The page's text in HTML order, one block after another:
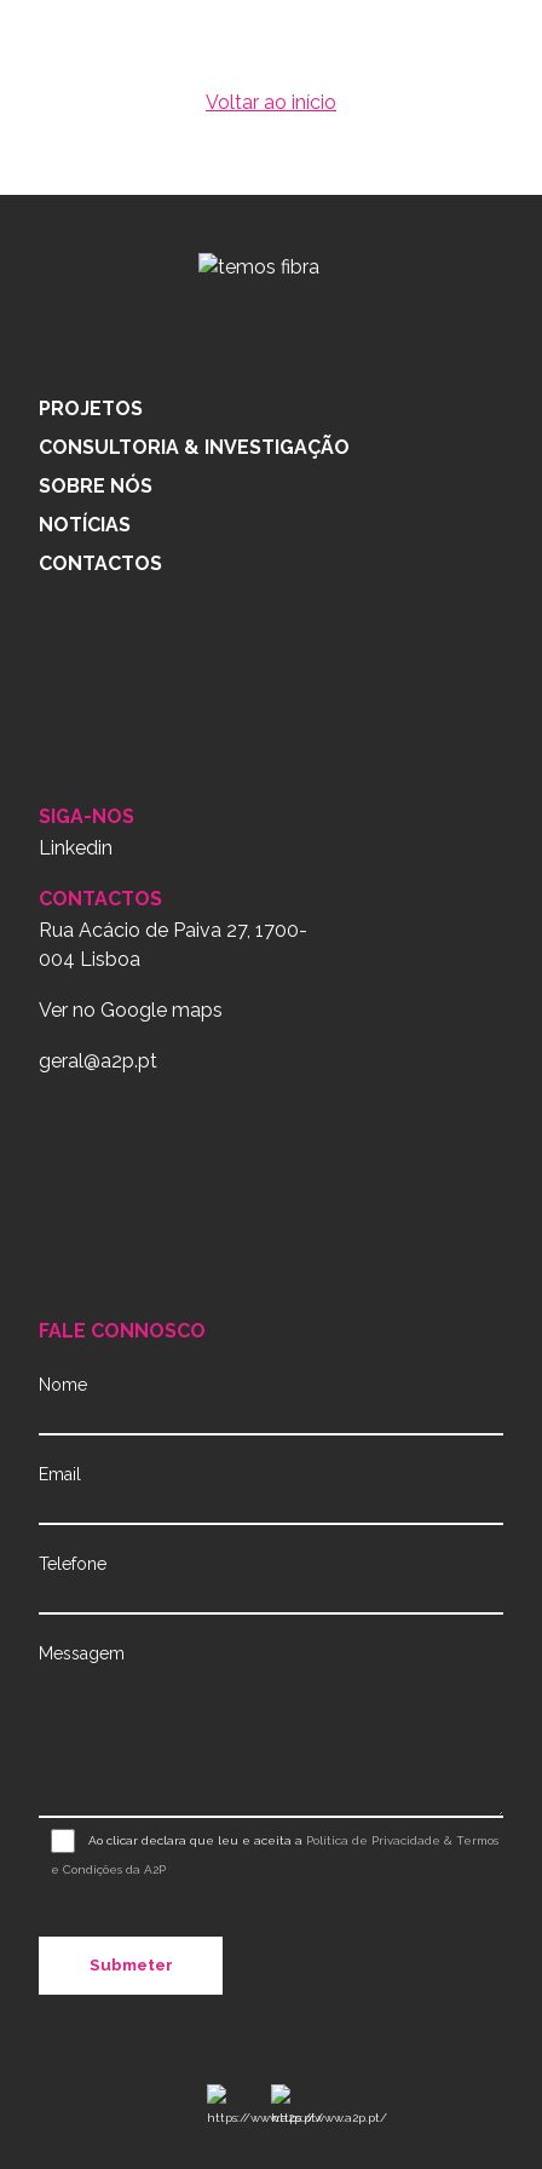
Voltar ao início
PROJETOS
CONSULTORIA & INVESTIGAÇÃO
SOBRE NÓS
NOTÍCIAS
CONTACTOS
SIGA-NOS
Linkedin
CONTACTOS
Rua Acácio de Paiva 27, 1700-
004 Lisboa
Ver no Google maps
geral@a2p.pt
FALE CONNOSCO
Nome
Email
Telefone
Messagem
Ao clicar declara que leu e aceita a Política de Privacidade & Termos
e Condições da A2P